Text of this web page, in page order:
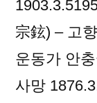
宗鉉) – 고
운동가 안
사망